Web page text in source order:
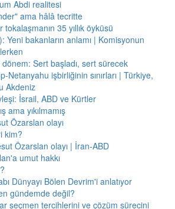
Abdi realitesi
ama hâlâ tecritte
35 yıllık öyküsü
Yeni bakanların anlamı | Komisyonun
Sert başladı, sert sürecek
Netanyahu işbirliğinin sınırları | Türkiye,
Akdeniz
İsrail, ABD ve Kürtler
ama yıkılmamış
Özarslan olayı
kim?
Özarslan olayı | İran-ABD
umut hakkı
Dünyayı Bölen Devrim'i anlatıyor
gündemde değil?
seçmen tercihlerini ve çözüm sürecini